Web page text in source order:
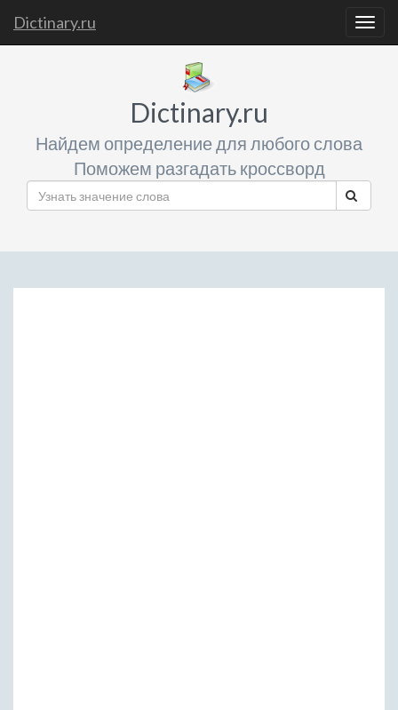
Dictinary.ru
Dictinary.ru
Найдем определение для любого слова
Поможем разгадать кроссворд